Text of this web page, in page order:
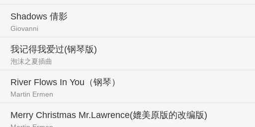
Shadows 倩影
Giovanni
我记得我爱过(钢琴版)
泡沫之夏插曲
River Flows In You（钢琴）
Martin Ermen
Merry Christmas Mr.Lawrence(媲美原版的改编版)